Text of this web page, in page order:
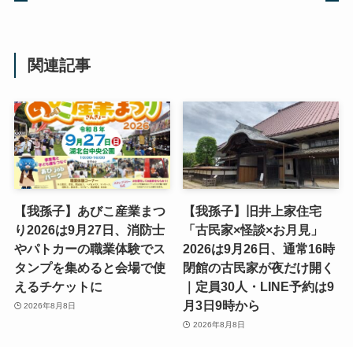
関連記事
【我孫子】あびこ産業まつ
り2026は9月27日、消防士
やパトカーの職業体験でス
タンプを集めると会場で使
えるチケットに
2026年8月8日
【我孫子】旧井上家住宅
「古民家×怪談×お月見」
2026は9月26日、通常16時
閉館の古民家が夜だけ開く
｜定員30人・LINE予約は9
月3日9時から
2026年8月8日